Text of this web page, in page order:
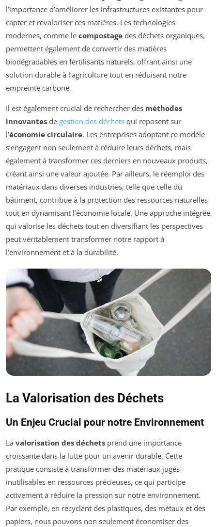
l’importance d’améliorer les infrastructures existantes pour
capter et revaloriser ces matières. Les technologies
modernes, comme le compostage des déchets organiques,
permettent également de convertir des matières
biodégradables en fertilisants naturels, offrant ainsi une
solution durable à l’agriculture tout en réduisant notre
empreinte carbone.
Il est également crucial de rechercher des méthodes
innovantes de gestion des déchets qui reposent sur
l’économie circulaire. Les entreprises adoptant ce modèle
s’engagent non seulement à réduire leurs déchets, mais
également à transformer ces derniers en nouveaux produits,
créant ainsi une valeur ajoutée. Par ailleurs, le réemploi des
matériaux dans diverses industries, telle que celle du
bâtiment, contribue à la protection des ressources naturelles
tout en dynamisant l’économie locale. Une approche intégrée
qui valorise les déchets tout en diversifiant les perspectives
peut véritablement transformer notre rapport à
l’environnement et à la durabilité.
La Valorisation des Déchets
Un Enjeu Crucial pour notre Environnement
La valorisation des déchets prend une importance
croissante dans la lutte pour un avenir durable. Cette
pratique consiste à transformer des matériaux jugés
inutilisables en ressources précieuses, ce qui participe
activement à réduire la pression sur notre environnement.
Par exemple, en recyclant des plastiques, des métaux et des
papiers, nous pouvons non seulement économiser des